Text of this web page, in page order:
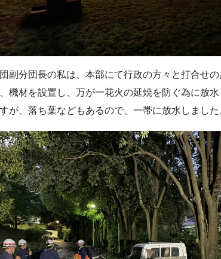
副分団長の私は、本部にて行政の方々と打合せ
機材を設置し、万が一花火の延焼を防ぐ為に放
が、落ち葉などもあるので、一帯に放水しました